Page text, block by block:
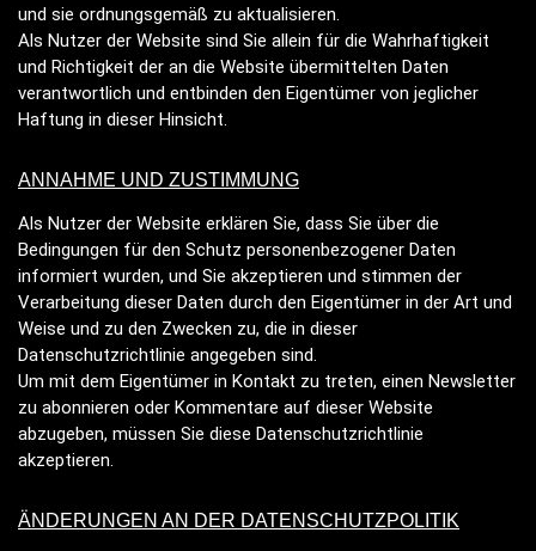
und sie ordnungsgemäß zu aktualisieren.
Als Nutzer der Website sind Sie allein für die Wahrhaftigkeit
und Richtigkeit der an die Website übermittelten Daten
verantwortlich und entbinden den Eigentümer von jeglicher
Haftung in dieser Hinsicht.
ANNAHME UND ZUSTIMMUNG
Als Nutzer der Website erklären Sie, dass Sie über die
Bedingungen für den Schutz personenbezogener Daten
informiert wurden, und Sie akzeptieren und stimmen der
Verarbeitung dieser Daten durch den Eigentümer in der Art und
Weise und zu den Zwecken zu, die in dieser
Datenschutzrichtlinie angegeben sind.
Um mit dem Eigentümer in Kontakt zu treten, einen Newsletter
zu abonnieren oder Kommentare auf dieser Website
abzugeben, müssen Sie diese Datenschutzrichtlinie
akzeptieren.
ÄNDERUNGEN AN DER DATENSCHUTZPOLITIK